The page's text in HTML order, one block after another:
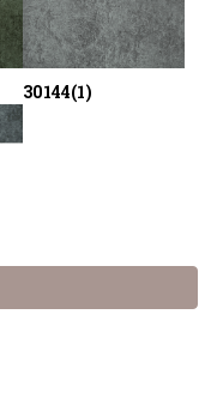
30144(1)